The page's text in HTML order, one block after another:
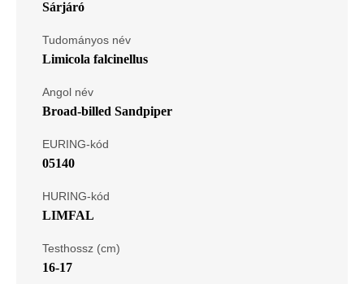
Sárjáró
Tudományos név
Limicola falcinellus
Angol név
Broad-billed Sandpiper
EURING-kód
05140
HURING-kód
LIMFAL
Testhossz (cm)
16-17